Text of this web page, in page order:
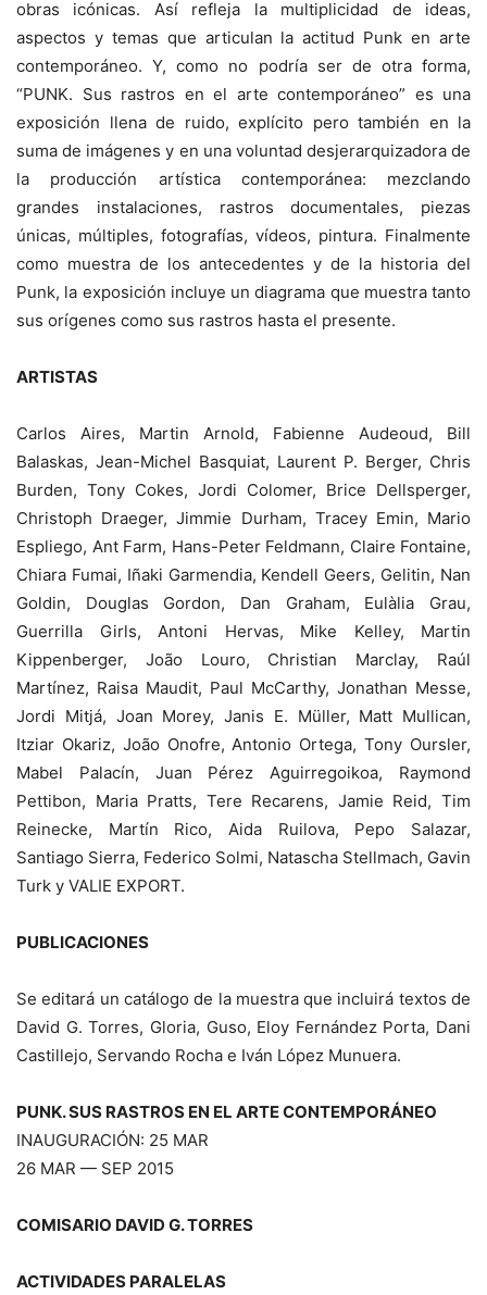
obras icónicas. Así refleja la multiplicidad de ideas,
aspectos y temas que articulan la actitud Punk en arte
contemporáneo. Y, como no podría ser de otra forma,
“PUNK. Sus rastros en el arte contemporáneo” es una
exposición llena de ruido, explícito pero también en la
suma de imágenes y en una voluntad desjerarquizadora de
la producción artística contemporánea: mezclando
grandes instalaciones, rastros documentales, piezas
únicas, múltiples, fotografías, vídeos, pintura. Finalmente
como muestra de los antecedentes y de la historia del
Punk, la exposición incluye un diagrama que muestra tanto
sus orígenes como sus rastros hasta el presente.
ARTISTAS
Carlos Aires, Martin Arnold, Fabienne Audeoud, Bill
Balaskas, Jean-Michel Basquiat, Laurent P. Berger, Chris
Burden, Tony Cokes, Jordi Colomer, Brice Dellsperger,
Christoph Draeger, Jimmie Durham, Tracey Emin, Mario
Espliego, Ant Farm, Hans-Peter Feldmann, Claire Fontaine,
Chiara Fumai, Iñaki Garmendia, Kendell Geers, Gelitin, Nan
Goldin, Douglas Gordon, Dan Graham, Eulàlia Grau,
Guerrilla Girls, Antoni Hervas, Mike Kelley, Martin
Kippenberger, João Louro, Christian Marclay, Raúl
Martínez, Raisa Maudit, Paul McCarthy, Jonathan Messe,
Jordi Mitjá, Joan Morey, Janis E. Müller, Matt Mullican,
Itziar Okariz, João Onofre, Antonio Ortega, Tony Oursler,
Mabel Palacín, Juan Pérez Aguirregoikoa, Raymond
Pettibon, Maria Pratts, Tere Recarens, Jamie Reid, Tim
Reinecke, Martín Rico, Aida Ruilova, Pepo Salazar,
Santiago Sierra, Federico Solmi, Natascha Stellmach, Gavin
Turk y VALIE EXPORT.
PUBLICACIONES
Se editará un catálogo de la muestra que incluirá textos de
David G. Torres, Gloria, Guso, Eloy Fernández Porta, Dani
Castillejo, Servando Rocha e Iván López Munuera.
PUNK. SUS RASTROS EN EL ARTE CONTEMPORÁNEO
INAUGURACIÓN: 25 MAR
26 MAR — SEP 2015
COMISARIO DAVID G. TORRES
ACTIVIDADES PARALELAS